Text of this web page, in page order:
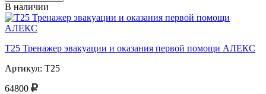
В наличии
Т25 Тренажер эвакуации и оказания первой помощи АЛЕКС
Артикул: Т25
64800